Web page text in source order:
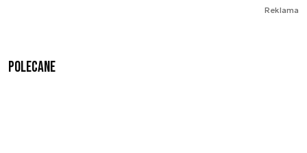
Reklama
Polecane